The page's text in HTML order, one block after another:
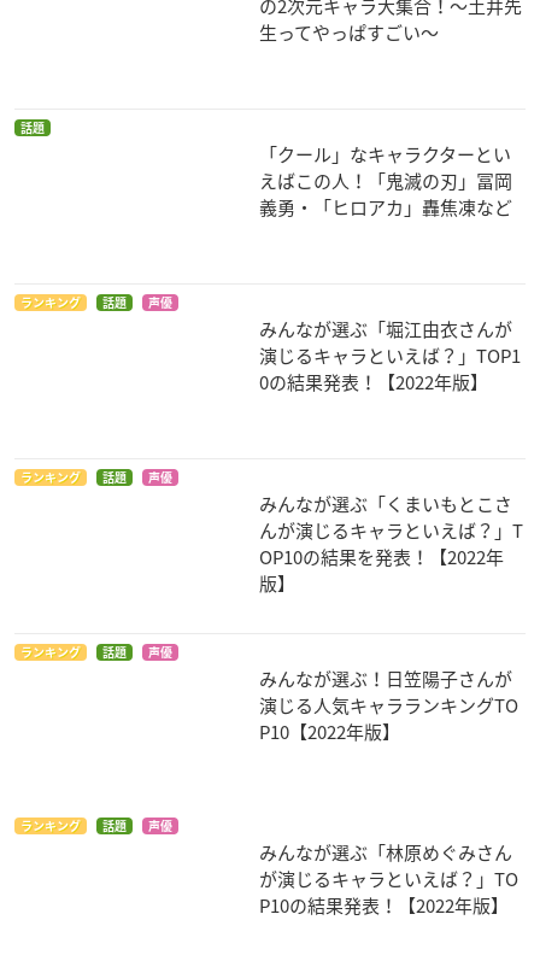
の2次元キャラ大集合！〜土井先
生ってやっぱすごい〜
話題
「クール」なキャラクターとい
えばこの人！「鬼滅の刃」冨岡
義勇・「ヒロアカ」轟焦凍など
ランキング 話題 声優
みんなが選ぶ「堀江由衣さんが
演じるキャラといえば？」TOP1
0の結果発表！【2022年版】
ランキング 話題 声優
みんなが選ぶ「くまいもとこさ
んが演じるキャラといえば？」T
OP10の結果を発表！【2022年
版】
ランキング 話題 声優
みんなが選ぶ！日笠陽子さんが
演じる人気キャラランキングTO
P10【2022年版】
ランキング 話題 声優
みんなが選ぶ「林原めぐみさん
が演じるキャラといえば？」TO
P10の結果発表！【2022年版】